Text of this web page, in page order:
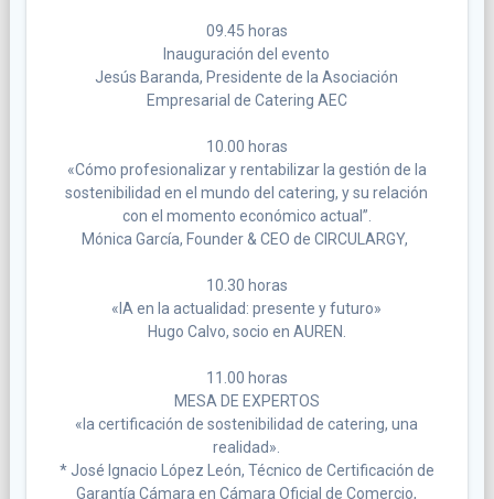
09.45 horas
Inauguración del evento
Jesús Baranda, Presidente de la Asociación
Empresarial de Catering AEC
10.00 horas
«Cómo profesionalizar y rentabilizar la gestión de la
sostenibilidad en el mundo del catering, y su relación
con el momento económico actual”.
Mónica García, Founder & CEO de CIRCULARGY,
10.30 horas
«IA en la actualidad: presente y futuro»
Hugo Calvo, socio en AUREN.
11.00 horas
MESA DE EXPERTOS
«la certificación de sostenibilidad de catering, una
realidad».
* José Ignacio López León, Técnico de Certificación de
Garantía Cámara en Cámara Oficial de Comercio,